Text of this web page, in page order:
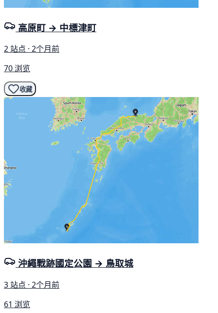
高原町 → 中標津町
2 站点 · 2个月前
70 浏览
收藏
沖繩戰跡國定公園 → 鳥取城
3 站点 · 2个月前
61 浏览